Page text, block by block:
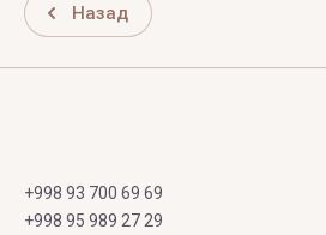
Назад
+998 93 700 69 69
+998 95 989 27 29